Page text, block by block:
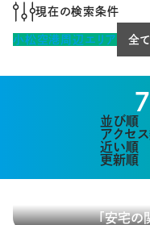
現在の検索条件
小松空港周辺エリア 全
7
並び順
アクセ
近い順
更新順
「安宅の